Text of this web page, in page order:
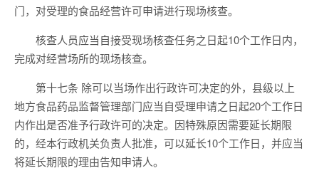
门，对受理的食品经营许可申请进行现场核查。
核查人员应当自接受现场核查任务之日起10个工作日内，
完成对经营场所的现场核查。
第十七条 除可以当场作出行政许可决定的外，县级以上
地方食品药品监督管理部门应当自受理申请之日起20个工作日
内作出是否准予行政许可的决定。因特殊原因需要延长期限
的，经本行政机关负责人批准，可以延长10个工作日，并应当
将延长期限的理由告知申请人。